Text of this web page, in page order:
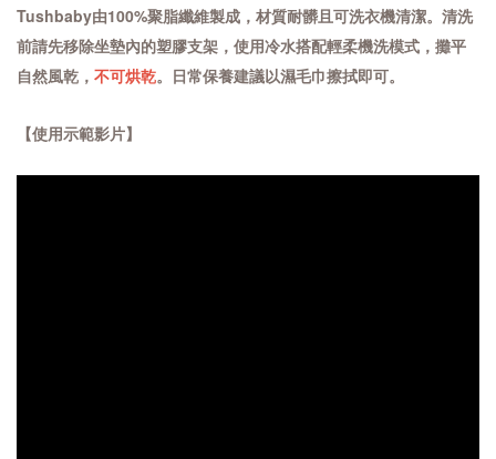
Tushbaby由100%聚脂纖維製成，材質耐髒且可洗衣機清潔。清洗
前請先移除坐墊內的塑膠支架，使用冷水搭配輕柔機洗模式，攤平
自然風乾， 不可烘乾。日常保養建議以濕毛巾擦拭即可。
【使用示範影片】